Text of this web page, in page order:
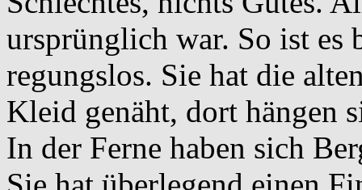
ursprünglich war. So ist es
regungslos. Sie hat die
Kleid genäht, dort hängen
In der Ferne haben sich